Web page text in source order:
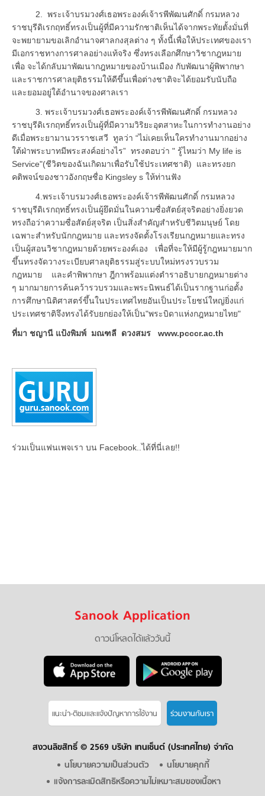
2. พระเจ้าบรมวงศ์เธอพระองค์เจ้ารพีพัฒนศักดิ์ กรมหลวง
ราชบุรีดิเรกฤทธิ์ทรงเป็นผู้ที่มีความรักชาติเห็นได้จากพระทัยตั้งมั่นที่
จะพยายามขอเลิกอำนาจศาลกงสุลต่าง ๆ ทั้งนี้เพื่อให้ประเทศของเรา
มีเอกราชทางการศาลอย่างแท้จริง ซึ่งทรงเลือกศึกษาวิชากฎหมาย
เพื่อ จะได้กลับมาพัฒนากฎหมายของบ้านเมือง กับพัฒนาผู้พิพากษา
และราชการศาลยุติธรรมให้ดีขึ้นเพื่อต่างชาติจะได้ยอมรับนับถือ
และยอมอยู่ใต้อำนาจของศาลเรา
3. พระเจ้าบรมวงศ์เธอพระองค์เจ้ารพีพัฒนศักดิ์ กรมหลวง
ราชบุรีดิเรกฤทธิ์ทรงเป็นผู้ที่มีความวิริยะอุตสาหะในการทำงานอย่าง
ดีเมื่อพระยามานวรราชเสวี ทูลว่า “ไม่เคยเห็นใครทำงานมากอย่าง
ใต้ฝ่าพระบาทมีพระสงค์อย่างไร” ทรงตอบว่า " รู้ไหมว่า My life is
Service"(ชีวิตของฉันเกิดมาเพื่อรับใช้ประเทศชาติ) และทรงยก
คติพจน์ของชาวอังกฤษชื่อ Kingsley s ให้ท่านฟัง
4.พระเจ้าบรมวงศ์เธอพระองค์เจ้ารพีพัฒนศักดิ์ กรมหลวง
ราชบุรีดิเรกฤทธิ์ทรงเป็นผู้ยึดมั่นในความซื่อสัตย์สุจริตอย่างยิ่งยวด
ทรงถือว่าความซื่อสัตย์สุจริต เป็นสิ่งสำคัญสำหรับชีวิตมนุษย์ โดย
เฉพาะสำหรับนักกฎหมาย และทรงจัดตั้งโรงเรียนกฎหมายและทรง
เป็นผู้สอนวิชากฎหมายด้วยพระองค์เอง เพื่อที่จะให้มีผู้รู้กฎหมายมาก
ขึ้นทรงจัดวางระเบียบศาลยุติธรรมสู่ระบบใหม่ทรงรวบรวม
กฎหมาย และคำพิพากษา ฎีกาพร้อมแต่งตำราอธิบายกฎหมายต่าง
ๆ มากมายการค้นคว้ารวบรวมและพระนิพนธ์ได้เป็นรากฐานก่อตั้ง
การศึกษานิติศาสตร์ขึ้นในประเทศไทยอันเป็นประโยชน์ใหญ่ยิ่งแก่
ประเทศชาติจึงทรงได้รับยกย่องให้เป็น"พระบิดาแห่งกฎหมายไทย"
ที่มา ชญานี แป้งพิมพ์ มณฑลี ดวงสมร www.pcccr.ac.th
ร่วมเป็นแฟนเพจเรา บน Facebook..ได้ที่นี่เลย!!
Sanook Application
ดาวน์โหลดได้แล้ววันนี้
แนะนำ-ติชมเเละแจ้งปัญหาการใช้งาน ร่วมงานกับเรา
สงวนลิขสิทธิ์ © 2569 บริษัท เทนเซ็นต์ (ประเทศไทย) จำกัด
นโยบายความเป็นส่วนตัว
นโยบายคุกกี้
แจ้งการละเมิดสิทธิหรือความไม่เหมาะสมของเนื้อหา